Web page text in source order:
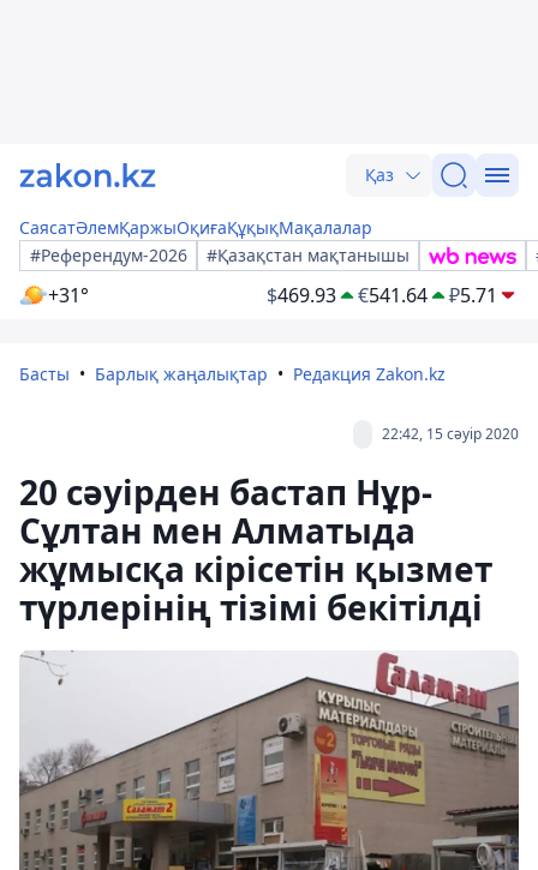
Қаз
СаясатӘлемҚаржыОқиғаҚұқықМақалалар
#Референдум-2026
#Қазақстан мақтанышы
+31° $469.93 €541.64 ₽5.71
Басты Барлық жаңалықтар Редакция Zakon.kz
22:42, 15 сәуір 2020
20 сәуірден бастап Нұр-
Сұлтан мен Алматыда
жұмысқа кірісетін қызмет
түрлерінің тізімі бекітілді